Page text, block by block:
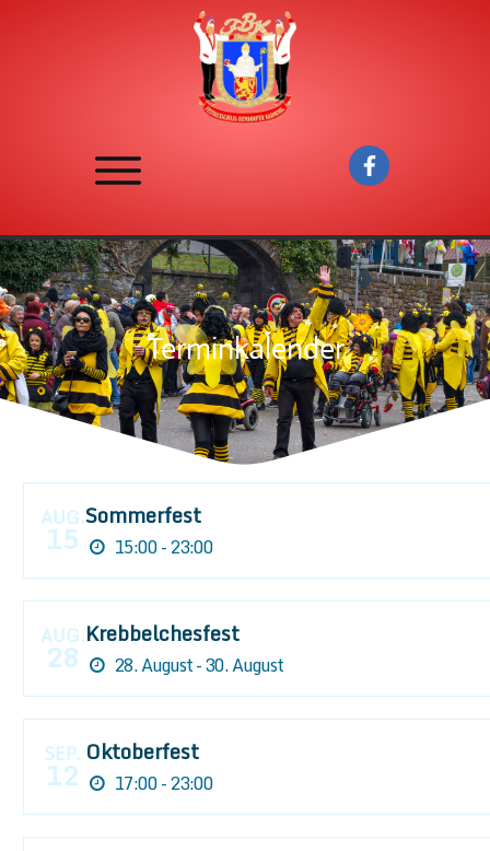
Terminkalender
AUG.
15
Sommerfest
15:00 - 23:00
AUG.
28
Krebbelchesfest
28. August - 30. August
SEP.
12
Oktoberfest
17:00 - 23:00